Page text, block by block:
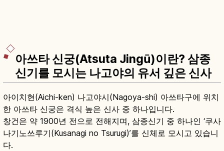
아쓰타 신궁(Atsuta Jingū)이란? 삼종
신기를 모시는 나고야의 유서 깊은 신사
아이치현(Aichi-ken) 나고야시(Nagoya-shi) 아쓰타구에 위치
한 아쓰타 신궁은 격식 높은 신사 중 하나입니다.
창건은 약 1900년 전으로 전해지며, 삼종신기 중 하나인 ‘쿠사
나기노쓰루기(Kusanagi no Tsurugi)’를 신체로 모시고 있습니
다.